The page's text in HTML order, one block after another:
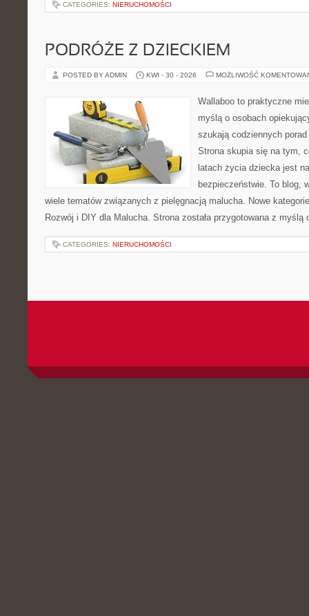
CATEGORIES: NIERUCHOMOŚCI
PODRÓŻE Z DZIECKIEM
POSTED BY ADMIN KWI - 30 - 2026 MOŻLIWOŚĆ
Wallaboo to praktyczne
myślą o osobach
szukają codziennych
Strona skupia się na tym,
latach życia dziecka jest
bezpieczeństwie. To blog,
wiele tematów związanych z pielęgnacją malucha. Nowe
Rozwój i DIY dla Malucha. Strona została przygotowana z
CATEGORIES: NIERUCHOMOŚCI